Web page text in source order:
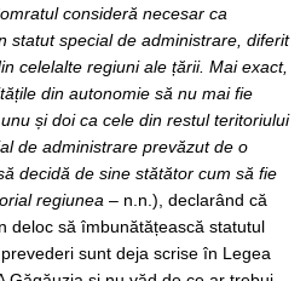
consideră necesar ca
statut special de administrare, diferit
celelalte regiuni ale țării. Mai exact,
din autonomie să nu mai fie
și doi ca cele din restul teritoriului
de administrare prevăzut de o
decidă de sine stătător cum să fie
regiunea – n.n.), declarând că
deloc să îmbunătățească statutul
sunt deja scrise în Legea